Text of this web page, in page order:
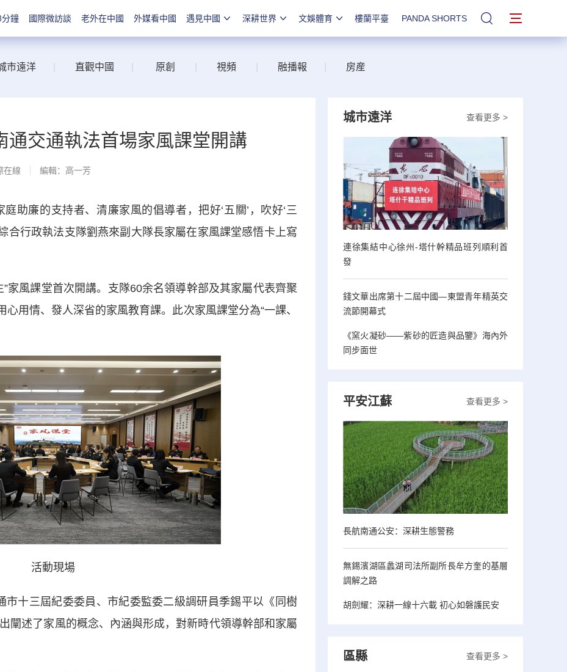
分鐘 國際微訪談 老外在中國 外媒看中國 遇見中國 深耕世界 文娛體育 樓蘭平臺 PANDA SHORTS 站內搜索
市遠洋 直觀中國 原創 視頻 融播報 房産
通交通執法首場家風課堂開講
在線 編輯：高一芳
助廉的支持者、清廉家風的倡導者，把好‘五關’，吹好‘三
合行政執法支隊劉燕來副大隊長家屬在家風課堂感悟卡上寫
風課堂首次開講。支隊60余名領導幹部及其家屬代表齊聚
用情、發人深省的家風教育課。此次家風課堂分為“一課、
活動現場
十三屆紀委委員、市紀委監委二級調研員季錫平以《同樹
闡述了家風的概念、內涵與形成，對新時代領導幹部和家屬
查看更多 >
城市遠洋
連徐集結中心徐州-塔什幹精品班列順利首
發
錢文華出席第十二屆中國—東盟青年精英交
流節開幕式
《窯火凝砂——紫砂的匠造與品鑒》海內外
同步面世
查看更多 >
平安江蘇
長航南通公安：深耕生態警務
無錫濱湖區蠡湖司法所副所長牟方奎的基層
調解之路
胡劍耀：深耕一線十六載 初心如磐護民安
查看更多 >
區縣